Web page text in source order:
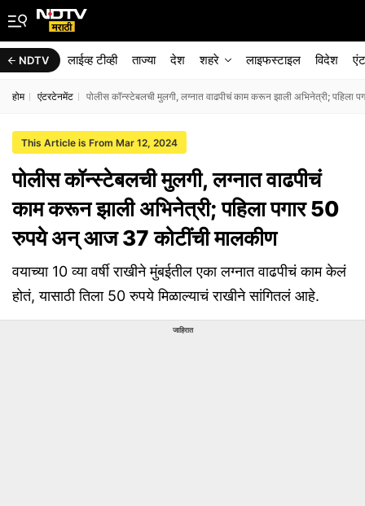
NDTV लाईव्ह टीव्ही ताज्या देश शहरे लाइफस्टाइल विदेश
होम एंटरटेनमेंट पोलीस कॉन्स्टेबलची मुलगी, लग्नात वाढपीचं काम करून झाली अभिनेत्री;
This Article is From Mar 12, 2024
पोलीस कॉन्स्टेबलची मुलगी, लग्नात वाढपीचं
काम करून झाली अभिनेत्री; पहिला पगार 50
रुपये अन् आज 37 कोटींची मालकीण
वयाच्या 10 व्या वर्षी राखीने मुंबईतील एका लग्नात वाढपीचं काम केलं
होतं, यासाठी तिला 50 रुपये मिळाल्याचं राखीने सांगितलं आहे.
जाहिरात